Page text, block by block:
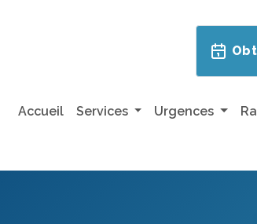
Accueil Services Urgences